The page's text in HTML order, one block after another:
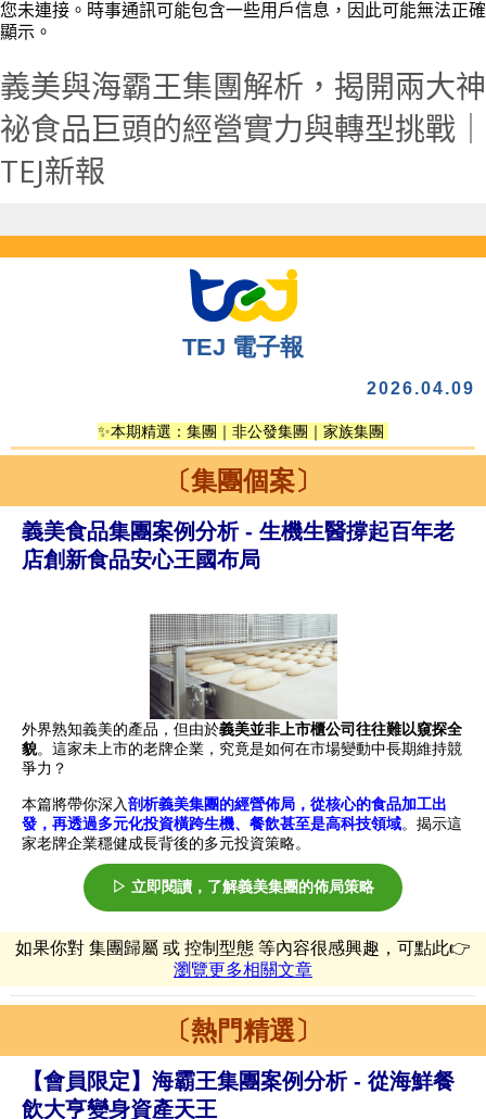
您未連接。時事通訊可能包含一些用戶信息，因此可能無法正確
顯示。
義美與海霸王集團解析，揭開兩大神
祕食品巨頭的經營實力與轉型挑戰｜
TEJ新報